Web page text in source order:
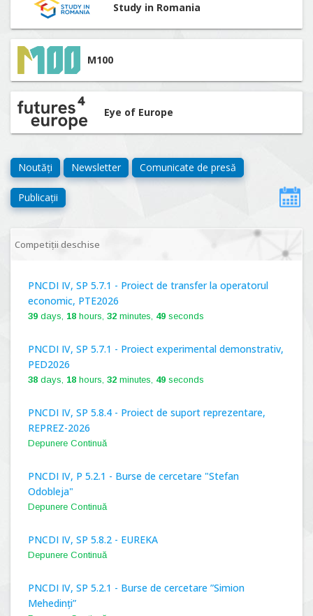
Study in Romania
M100
Eye of Europe
Noutăți Newsletter Comunicate de presă
Publicații
Competiții deschise
PNCDI IV, SP 5.7.1 - Proiect de transfer la operatorul
economic, PTE2026
39 days, 18 hours, 32 minutes, 48 seconds
PNCDI IV, SP 5.7.1 - Proiect experimental demonstrativ,
PED2026
38 days, 18 hours, 32 minutes, 48 seconds
PNCDI IV, SP 5.8.4 - Proiect de suport reprezentare,
REPREZ-2026
Depunere Continuă
PNCDI IV, P 5.2.1 - Burse de cercetare "Stefan
Odobleja"
Depunere Continuă
PNCDI IV, SP 5.8.2 - EUREKA
Depunere Continuă
PNCDI IV, SP 5.2.1 - Burse de cercetare ”Simion
Mehedinți”